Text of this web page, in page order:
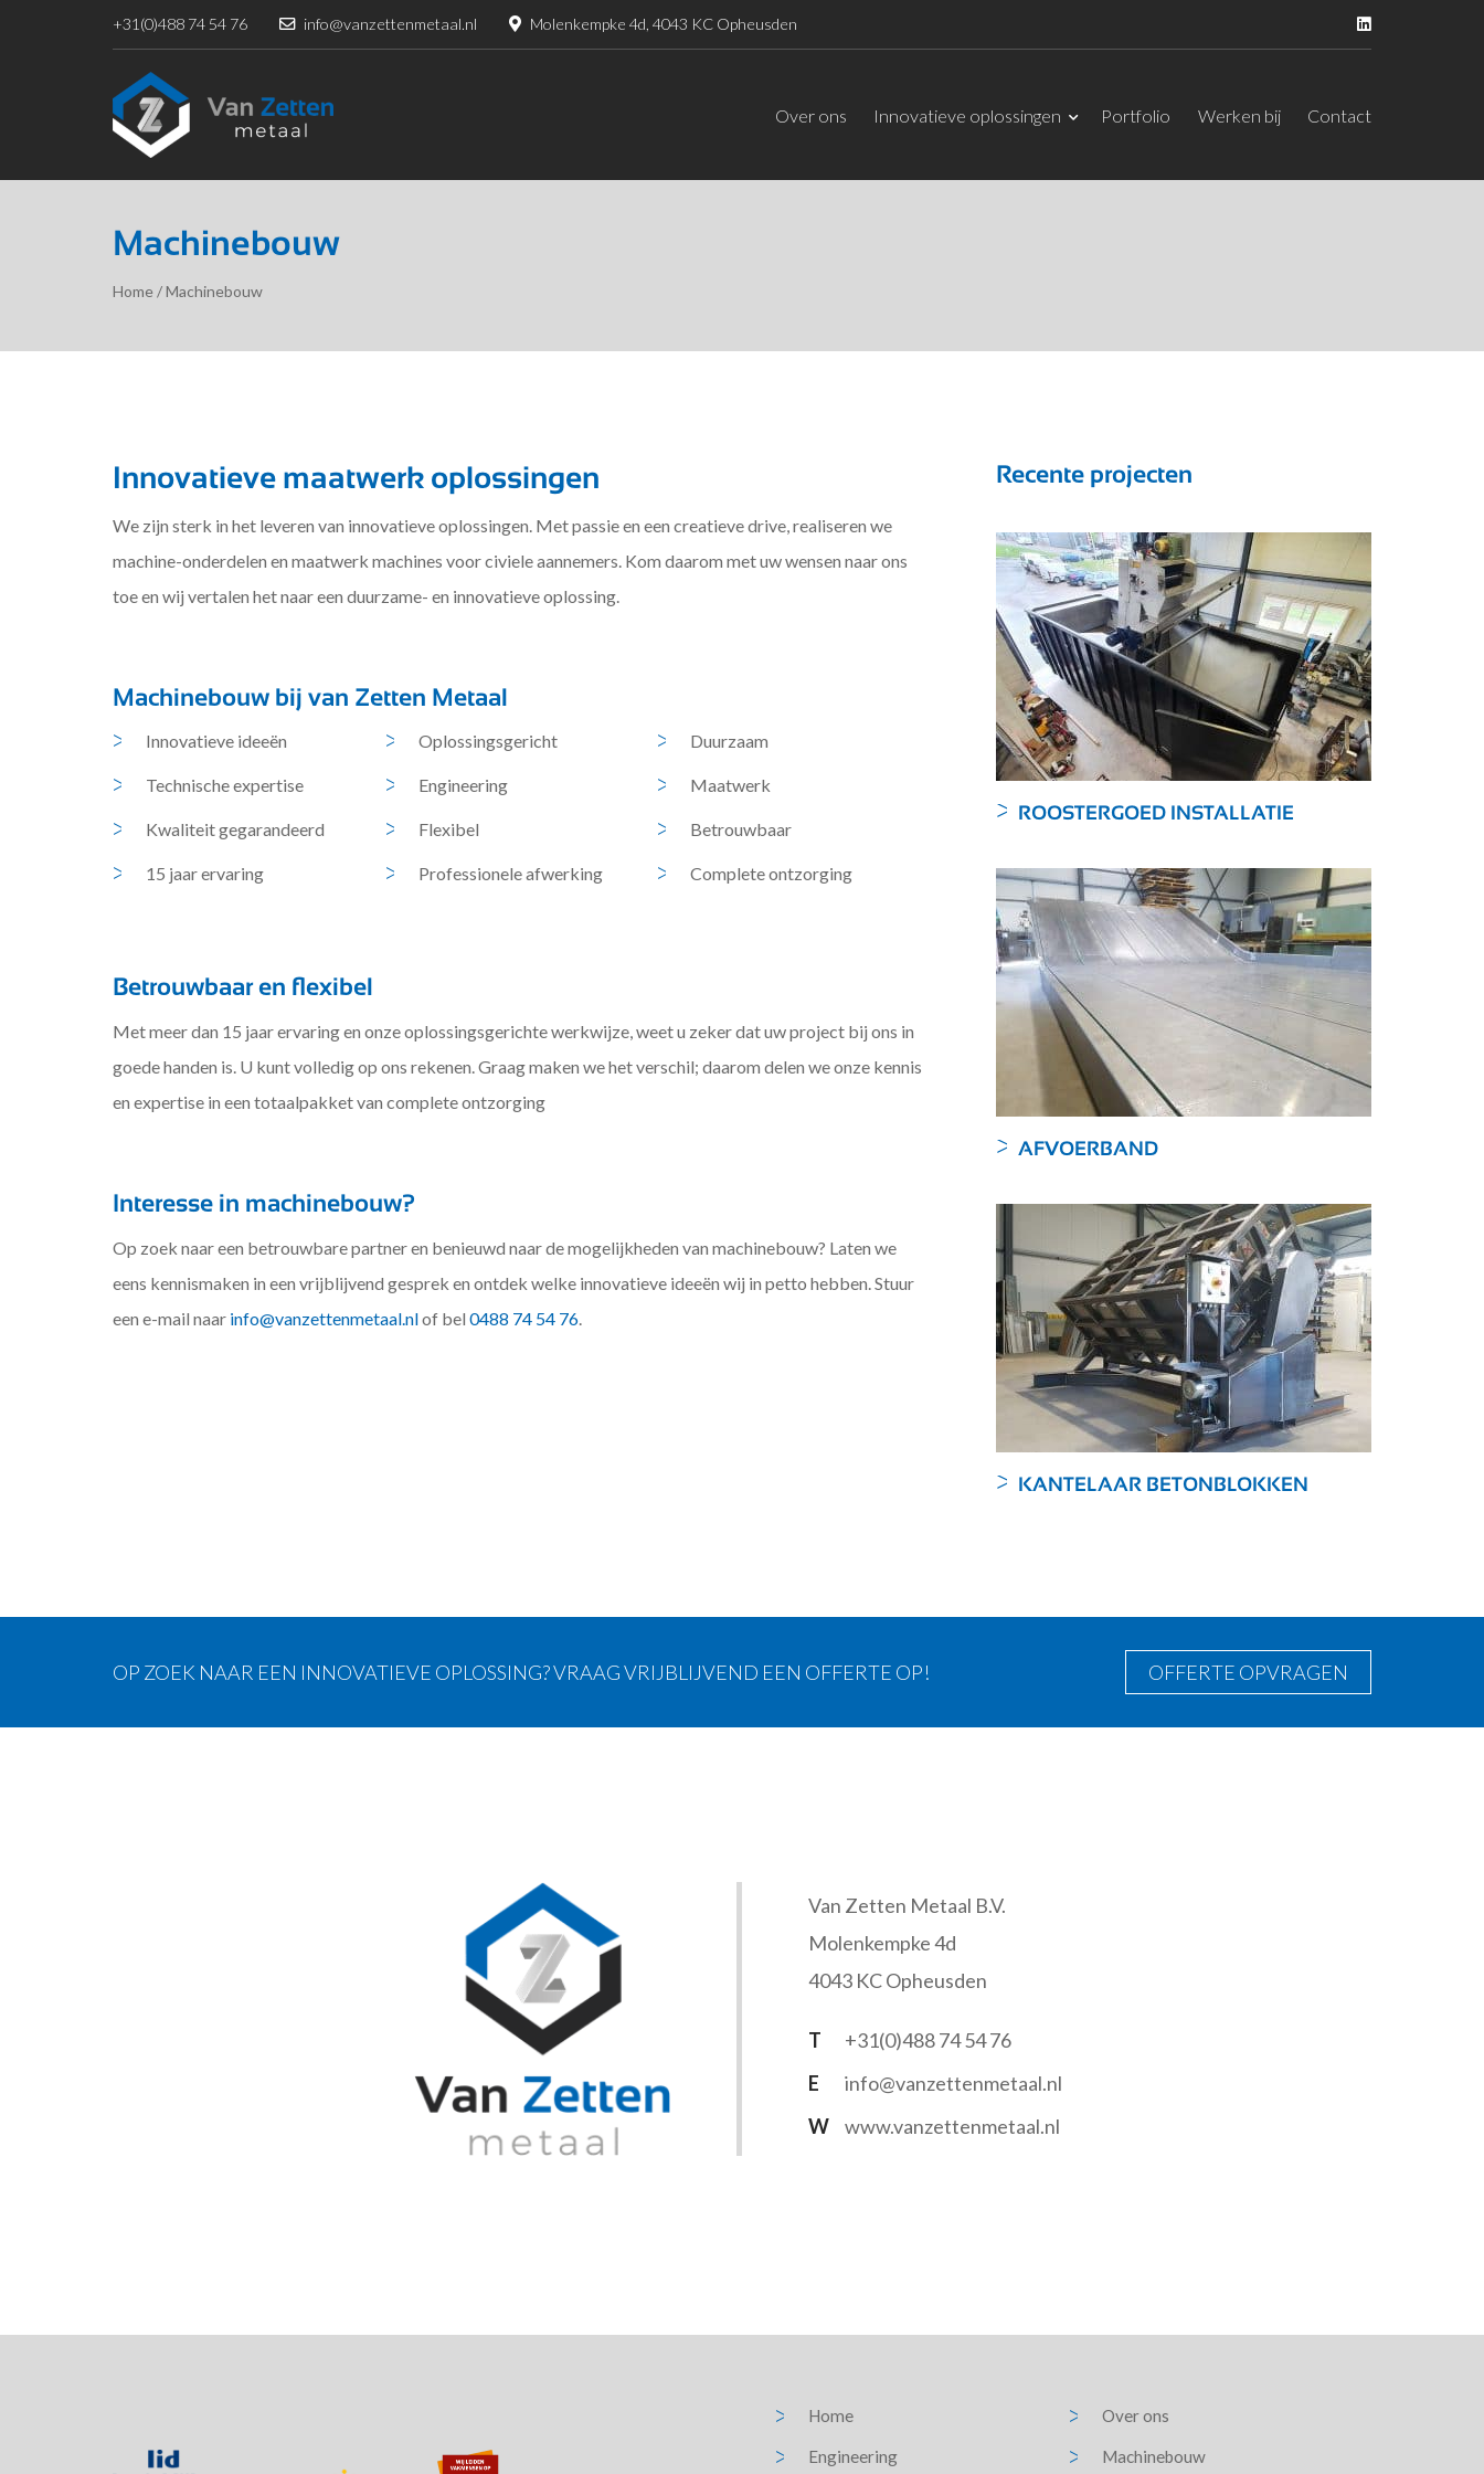
+31(0)488 74 54 76 info@vanzettenmetaal.nl Molenkempke 4d, 4043 KC Opheusden
Over ons Innovatieve oplossingen Portfolio Werken bij Contact
Machinebouw
Home/Machinebouw
Innovatieve maatwerk oplossingen
We zijn sterk in het leveren van innovatieve oplossingen. Met passie en een creatieve drive, realiseren we
machine-onderdelen en maatwerk machines voor civiele aannemers. Kom daarom met uw wensen naar ons
toe en wij vertalen het naar een duurzame- en innovatieve oplossing.
Machinebouw bij van Zetten Metaal
Innovatieve ideeën Oplossingsgericht Duurzaam
Technische expertise Engineering Maatwerk
Kwaliteit gegarandeerd Flexibel Betrouwbaar
15 jaar ervaring Professionele afwerking Complete ontzorging
Betrouwbaar en flexibel
Met meer dan 15 jaar ervaring en onze oplossingsgerichte werkwijze, weet u zeker dat uw project bij ons in
goede handen is. U kunt volledig op ons rekenen. Graag maken we het verschil; daarom delen we onze kennis
en expertise in een totaalpakket van complete ontzorging
Interesse in machinebouw?
Op zoek naar een betrouwbare partner en benieuwd naar de mogelijkheden van machinebouw? Laten we
eens kennismaken in een vrijblijvend gesprek en ontdek welke innovatieve ideeën wij in petto hebben. Stuur
een e-mail naar info@vanzettenmetaal.nlof bel 0488 74 54 76.
Recente projecten
ROOSTERGOED INSTALLATIE
AFVOERBAND
KANTELAAR BETONBLOKKEN
OP ZOEK NAAR EEN INNOVATIEVE OPLOSSING? VRAAG VRIJBLIJVEND EEN OFFERTE OP! OFFERTE OPVRAGEN
Van Zetten Metaal B.V.
Molenkempke 4d
4043 KC Opheusden
T
+31(0)488 74 54 76
E
info@vanzettenmetaal.nl
W
www.vanzettenmetaal.nl
Home Over ons
Engineering Machinebouw